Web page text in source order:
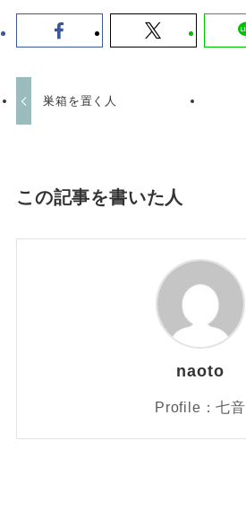
巣箱を置く人
この記事を書いた人
naoto
Profile：七音